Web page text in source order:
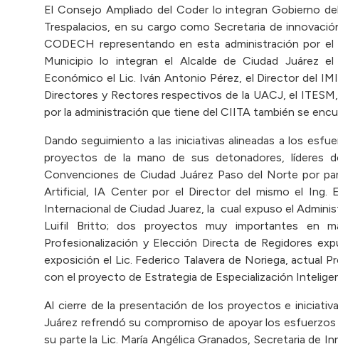
El Consejo Ampliado del Coder lo integran Gobierno
Trespalacios, en su cargo como Secretaria de
CODECH representando en esta administración por
Municipio lo integran el Alcalde de Ciudad Juárez
Económico el Lic. Iván Antonio Pérez, el Director del
Directores y Rectores respectivos de la UACJ, el
por la administración que tiene del CIITA también se
Dando seguimiento a las iniciativas alineadas a los
proyectos de la mano de sus detonadores, líderes
Convenciones de Ciudad Juárez Paso del Norte por
Artificial, IA Center por el Director del mismo el Ing.
Internacional de Ciudad Juarez, la cual expuso el
Luifil Britto; dos proyectos muy importantes en
Profesionalización y Elección Directa de Regidores
exposición el Lic. Federico Talavera de Noriega, actual
con el proyecto de Estrategia de Especialización
Al cierre de la presentación de los proyectos e
Juárez refrendó su compromiso de apoyar los
su parte la Lic. María Angélica Granados, Secretaria de